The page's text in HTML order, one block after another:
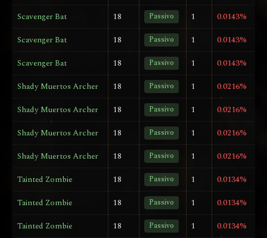
Scavenger Bat
18 Passivo 1
0.0143%
Scavenger Bat
18 Passivo 1
0.0143%
Scavenger Bat
18 Passivo 1
0.0143%
Shady Muertos Archer
18 Passivo 1
0.0216%
Shady Muertos Archer
18 Passivo 1
0.0216%
Shady Muertos Archer
18 Passivo 1
0.0216%
Shady Muertos Archer
18 Passivo 1
0.0216%
Tainted Zombie
18 Passivo 1
0.0134%
Tainted Zombie
18 Passivo 1
0.0134%
Tainted Zombie
18 Passivo 1
0.0134%